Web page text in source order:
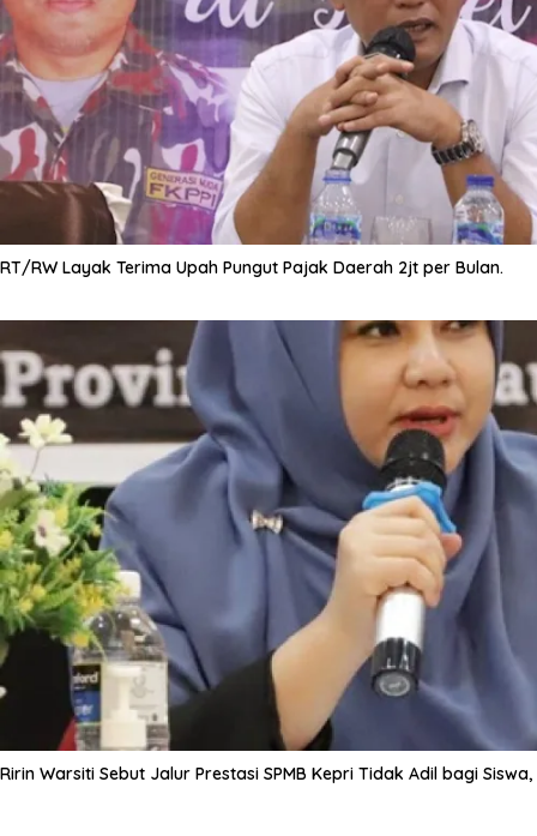
RT/RW Layak Terima Upah Pungut Pajak Daerah 2jt per Bulan.
Ririn Warsiti Sebut Jalur Prestasi SPMB Kepri Tidak Adil bagi